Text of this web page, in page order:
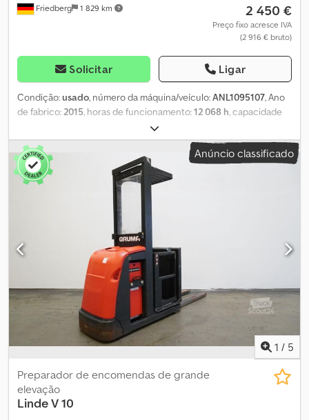
Friedberg 1 829 km 2 450 €
Preço fixo acresce IVA
(2 916 € bruto)
Solicitar Ligar
Condição:usado, número da máquina/veículo:ANL1095107, Ano
de fabrico: 2015 , horas de funcionamento:12 068 h , capacidade
, altura de elevação:
710 mm, centro de carga:600 mm, tipo de mastro:simplex,
capacidade da bateria:
620 Ah, tensão da bateria:24 V, largura do
suporte de garfos:
800 mm, comprimento do garfo:
em vazio:
, altura total: 2 480 mm
950 mm
Sistema Aquamatic e circulação de eletrólito em bateria -
Conector de veículo REMA 320A - Substituição lateral da bateria
com roletes - Suporte para garfos - Estrutura de aço - Luz de
sinalização - Proteção do mastro: policarbonato Csdpfx Ajzk R
Ahsh Rorf - Controlo de acesso: interruptor de chave - Sistema
de retenção: mecânico com libertação elétrica para o
movimento - Controlo com alavanca única - Indicador de altura
de elevação, apenas para o curso principal - Curso principal: 3470
mm - Curso auxiliar: 710 mm - Curso total: 4180 mm - Altura em
posição de repouso: 3720 mm - Conector USB: 2x - Altura de
Anúncio classificado
1 / 5
Preparador de encomendas de grande
elevação
LindeV 10